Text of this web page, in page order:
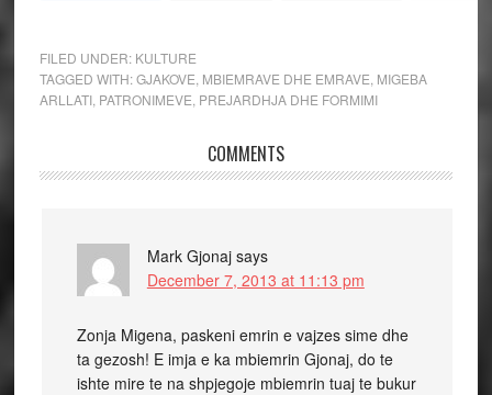
FILED UNDER: KULTURE
TAGGED WITH:GJAKOVE MBIEMRAVE DHE EMRAVE MIGEBA
ARLLATI, PATRONIMEVE PREJARDHJA DHE FORMIMI
COMMENTS
Mark Gjonaj says
December 7, 2013 at 11:13 pm
Zonja Migena, paskeni emrin e vajzes sime dhe
ta gezosh! E imja e ka mbiemrin Gjonaj, do te
ishte mire te na shpjegoje mbiemrin tuaj te bukur